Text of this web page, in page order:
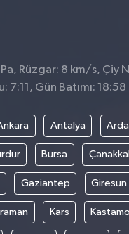
Rüzgar: 8 km/s, Çiy
Gün Batımı: 18:58
Antalya
Bursa
Gaziantep Giresun
Kars